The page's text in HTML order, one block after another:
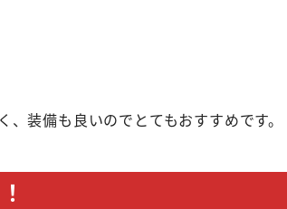
装備も良いのでとてもおすすめです。